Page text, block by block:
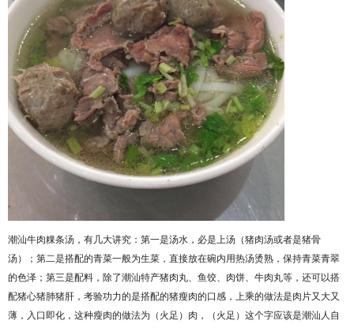
潮汕牛肉粿条汤，有几大讲究：第一是汤水，必是上汤（猪肉汤或者是猪骨
汤）；第二是搭配的青菜一般为生菜，直接放在碗内用热汤烫熟，保持青菜青翠
的色泽；第三是配料，除了潮汕特产猪肉丸、鱼饺、肉饼、牛肉丸等，还可以搭
配猪心猪肺猪肝，考验功力的是搭配的猪瘦肉的口感，上乘的做法是肉片又大又
薄，入口即化，这种瘦肉的做法为（火足）肉，（火足）这个字应该是潮汕人自